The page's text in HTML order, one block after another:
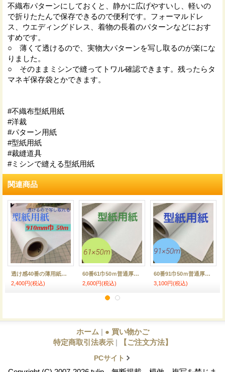
不織布パターンにしておくと、静かに広げやすいし、軽いの
で折りたたんで保存できるので便利です。フォーマルドレ
ス、ウエディングドレス、着物の長着のパターンなどにおす
すめです。
○ 薄くて透けるので、実物大パターンを写し取るのが楽にな
りました。
○ そのままミシンで縫ってトワル確認できます。残ったらタ
マネギ保存袋とかできます。
#不織布型紙用紙
#洋裁
#パターン用紙
#型紙用紙
#裁縫道具
#ミシンで縫える型紙用紙
関連商品
透け感40番の薄用紙写し取り良好50ｍロール巻91cm巾
2,400円(税込)
60番61巾50ｍ普通厚の型紙・パターン用紙ロール巻
2,600円(税込)
60番91巾50ｍ普通厚の型紙・パターン用紙ロール巻
3,100円(税込)
ホーム | ● 買い物かご
特定商取引法表示 | 【ご注文方法】
PCサイト